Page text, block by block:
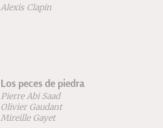
Alexis Clapin
Los peces de piedra
Pierre Abi Saad
Olivier Gaudant
Mireille Gayet